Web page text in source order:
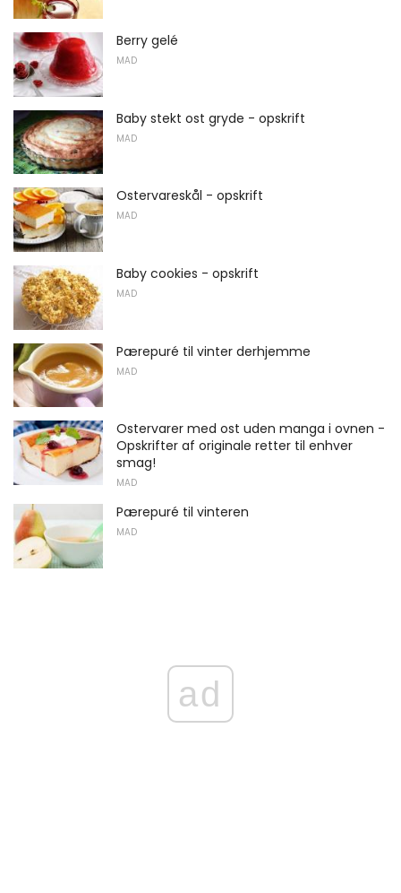
Berry gelé
MAD
Baby stekt ost gryde - opskrift
MAD
Ostervareskål - opskrift
MAD
Baby cookies - opskrift
MAD
Pærepuré til vinter derhjemme
MAD
Ostervarer med ost uden manga i ovnen -
Opskrifter af originale retter til enhver
smag!
MAD
Pærepuré til vinteren
MAD
ad